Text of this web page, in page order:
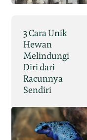
3 Cara Unik
Hewan
Melindungi
Diri dari
Racunnya
Sendiri